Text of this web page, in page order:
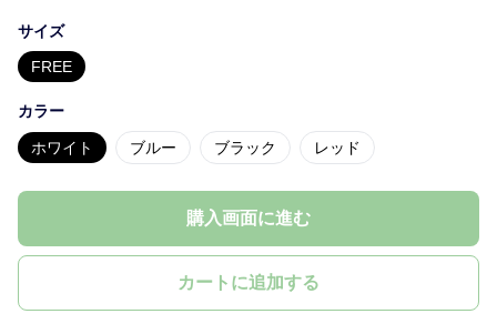
サイズ
FREE
カラー
ホワイト ブルー ブラック レッド
購入画面に進む
カートに追加する